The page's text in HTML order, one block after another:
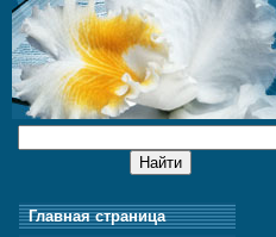
Главная страница